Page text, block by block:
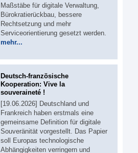
Maßstäbe für digitale Verwaltung,
Bürokratierückbau, bessere
Rechtsetzung und mehr
Serviceorientierung gesetzt werden.
mehr...
Deutsch-französische
Kooperation: Vive la
souveraineté !
[19.06.2026] Deutschland und
Frankreich haben erstmals eine
gemeinsame Definition für digitale
Souveränität vorgestellt. Das Papier
soll Europas technologische
Abhängigkeiten verringern und